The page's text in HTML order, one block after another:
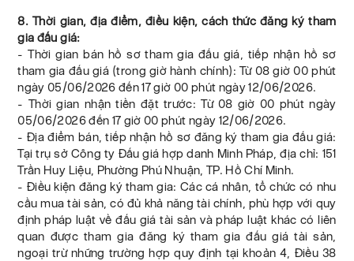
8. Thời gian, địa điểm, điều kiện, cách thức đăng ký tham
gia đấu giá:
- Thời gian bán hồ sơ tham gia đấu giá, tiếp nhận hồ sơ
tham gia đấu giá (trong giờ hành chính): Từ 08 giờ 00 phút
ngày 05/06/2026 đến 17 giờ 00 phút ngày 12/06/2026.
- Thời gian nhận tiền đặt trước: Từ 08 giờ 00 phút ngày
05/06/2026 đến 17 giờ 00 phút ngày 12/06/2026.
- Địa điểm bán, tiếp nhận hồ sơ đăng ký tham gia đấu giá:
Tại trụ sở Công ty Đấu giá hợp danh Minh Pháp, địa chỉ: 151
Trần Huy Liệu, Phường Phú Nhuận, TP. Hồ Chí Minh.
- Điều kiện đăng ký tham gia: Các cá nhân, tổ chức có nhu
cầu mua tài sản, có đủ khả năng tài chính, phù hợp với quy
định pháp luật về đấu giá tài sản và pháp luật khác có liên
quan được tham gia đăng ký tham gia đấu giá tài sản,
ngoại trừ những trường hợp quy định tại khoản 4, Điều 38